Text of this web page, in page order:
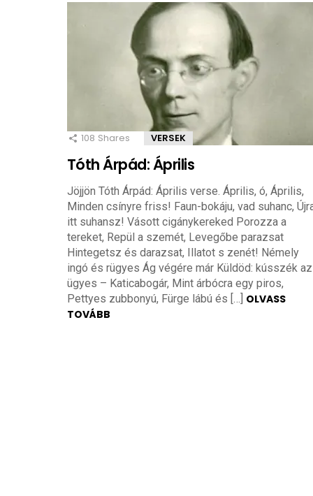
108 Shares VERSEK
Tóth Árpád: Április
Jöjjön Tóth Árpád: Április verse. Április, ó, Április,
Minden csínyre friss! Faun-bokáju, vad suhanc,
itt suhansz! Vásott cigánykereked Porozza a
tereket, Repül a szemét, Levegőbe parazsat
Hintegetsz és darazsat, Illatot s zenét! Némely
ingó és rügyes Ág végére már Küldöd: kússzék az
ügyes – Katicabogár, Mint árbócra egy piros,
Pettyes zubbonyú, Fürge lábú és […] OLVASS
TOVÁBB